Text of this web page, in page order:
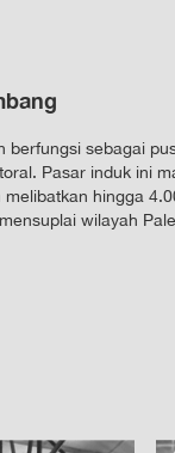
berfungsi sebagai
Pasar induk ini
hingga
wilayah